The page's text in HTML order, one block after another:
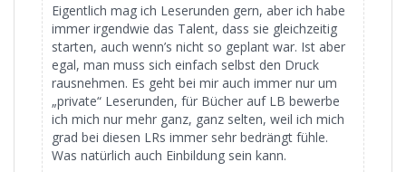
Eigentlich mag ich Leserunden gern, aber ich habe
immer irgendwie das Talent, dass sie gleichzeitig
starten, auch wenn’s nicht so geplant war. Ist aber
egal, man muss sich einfach selbst den Druck
rausnehmen. Es geht bei mir auch immer nur um
„private“ Leserunden, für Bücher auf LB bewerbe
ich mich nur mehr ganz, ganz selten, weil ich mich
grad bei diesen LRs immer sehr bedrängt fühle.
Was natürlich auch Einbildung sein kann.